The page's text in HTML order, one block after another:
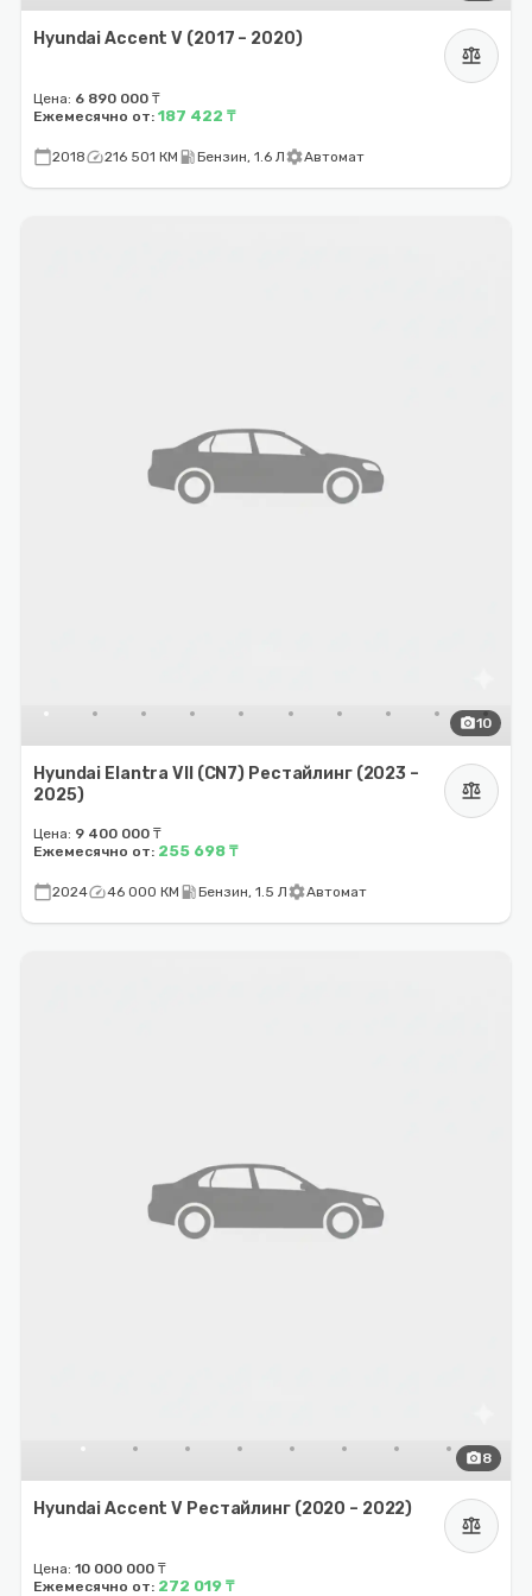
Hyundai Accent V (2017 – 2020)
balance
Цена: 6 890 000 ₸
Ежемесячно от: 187 422 ₸
calendar_today2018speed216 501 КМ local_gas_stationБензин, 1.6 ЛsettingsАвтомат
photo_camera10
Hyundai Elantra VII (CN7) Рестайлинг (2023 –
2025)
balance
Цена: 9 400 000 ₸
Ежемесячно от: 255 698 ₸
calendar_today2024speed46 000 КМ local_gas_stationБензин, 1.5 ЛsettingsАвтомат
photo_camera8
Hyundai Accent V Рестайлинг (2020 – 2022)
balance
Цена: 10 000 000 ₸
Ежемесячно от: 272 019 ₸